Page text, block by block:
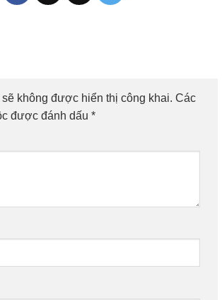
không được hiển thị công khai. Các
được đánh dấu *